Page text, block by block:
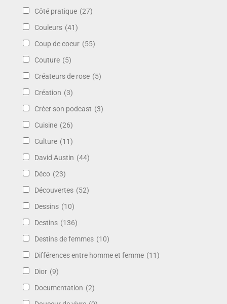
Côté pratique (27)
Couleurs (41)
Coup de coeur (55)
Couture (5)
Créateurs de rose (5)
Création (3)
Créer son podcast (3)
Cuisine (26)
Culture (11)
David Austin (44)
Déco (23)
Découvertes (52)
Dessins (10)
Destins (136)
Destins de femmes (10)
Différences entre homme et femme (11)
Dior (9)
Documentation (2)